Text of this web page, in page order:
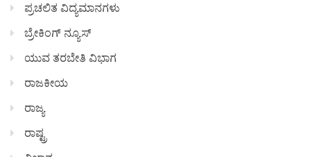
ಪ್ರಚಲಿತ ವಿದ್ಯಮಾನಗಳು
ಬ್ರೇಕಿಂಗ್ ನ್ಯೂಸ್
ಯುವ ತರಬೇತಿ ವಿಭಾಗ
ರಾಜಕೀಯ
ರಾಜ್ಯ
ರಾಷ್ಟ್ರ